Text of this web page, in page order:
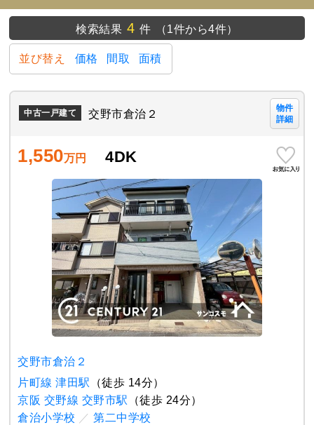
検索結果 4 件 （1件から4件）
並び替え 価格 間取 面積
中古一戸建て 交野市倉治２
物件
詳細
1,550万円 4DK
交野市倉治２
片町線 津田駅
（徒歩 14分）
京阪 交野線 交野市駅
（徒歩 24分）
倉治小学校 ／ 第二中学校